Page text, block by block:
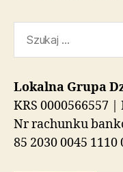
Lokalna Grupa
KRS 0000566557 |
Nr rachunku
85 2030 0045 1110